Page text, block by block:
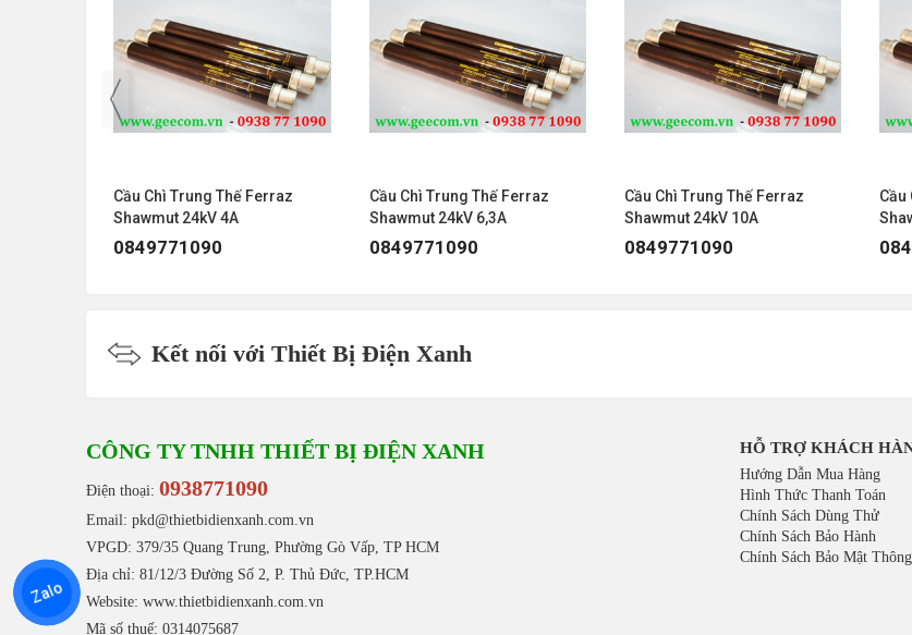
Cầu Chì Trung Thế Ferraz
Shawmut 24kV 4A
0849771090
Cầu Chì Trung Thế Ferraz
Shawmut 24kV 6,3A
0849771090
Cầu Chì Trung Thế Ferraz
Shawmut 24kV 10A
0849771090
Cầu
Kết nối với Thiết Bị Điện Xanh
CÔNG TY TNHH THIẾT BỊ ĐIỆN XANH
Điện thoại: 0938771090
Email: pkd@thietbidienxanh.com.vn
VPGD: 379/35 Quang Trung, Phường Gò Vấp, TP HCM
Địa chỉ: 81/12/3 Đường Số 2, P. Thủ Đức, TP.HCM
Website: www.thietbidienxanh.com.vn
Mã số thuế: 0314075687
HỖ TRỢ KHÁCH
Hướng Dẫn Mua Hàng
Hình Thức Thanh Toán
Chính Sách Dùng Thử
Chính Sách Bảo Hành
Chính Sách Bảo Mật
Zalo